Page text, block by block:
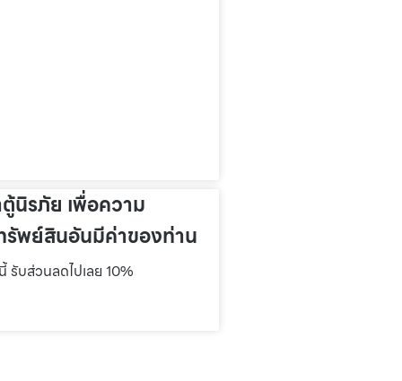
ตู้นิรภัย เพื่อความ
พย์สินอันมีค่าของท่าน
รับส่วนลดไปเลย 10%